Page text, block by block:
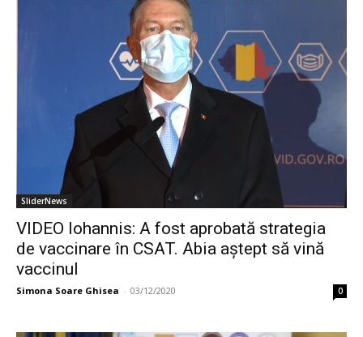
SliderNews
VIDEO Iohannis: A fost aprobată strategia
de vaccinare în CSAT. Abia aștept să vină
vaccinul
Simona Soare Ghisea - 03/12/2020 0